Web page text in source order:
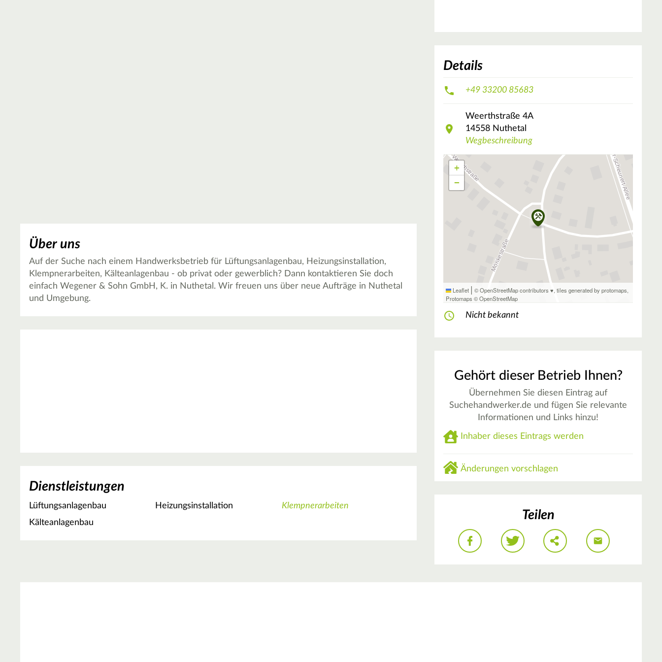
Über uns
Auf der Suche nach einem Handwerksbetrieb für Lüftungsanlagenbau, Heizungsinstallation,
Klempnerarbeiten, Kälteanlagenbau - ob privat oder gewerblich? Dann kontaktieren Sie doch
einfach Wegener & Sohn GmbH, K. in Nuthetal. Wir freuen uns über neue Aufträge in Nuthetal
und Umgebung.
Dienstleistungen
Lüftungsanlagenbau Heizungsinstallation
Klempnerarbeiten
Kälteanlagenbau
Details
+49 33200 85683
Weerthstraße 4A
14558 Nuthetal
Wegbeschreibung
+
−
Leaflet | © OpenStreetMap contributors ♥,tiles generated by protomaps,
Protomaps ©OpenStreetMap
Nicht bekannt
Gehört dieser Betrieb Ihnen?
Übernehmen Sie diesen Eintrag auf
Suchehandwerker.de und fügen Sie relevante
Informationen und Links hinzu!
Inhaber dieses Eintrags werden
Änderungen vorschlagen
Teilen